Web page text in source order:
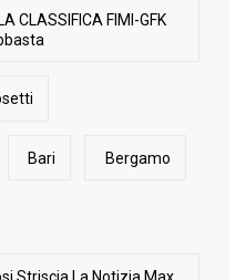
CLASSIFICA FIMI-GFK
Bari Bergamo
Striscia La Notizia Max